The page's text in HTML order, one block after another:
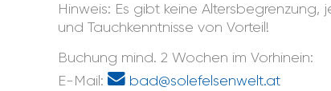
Hinweis: Es gibt keine
und Tauchkenntnisse von Vorteil!
Buchung mind. 2 Wochen im Vorhinein:
E-Mail:
bad@solefelsenwelt.at